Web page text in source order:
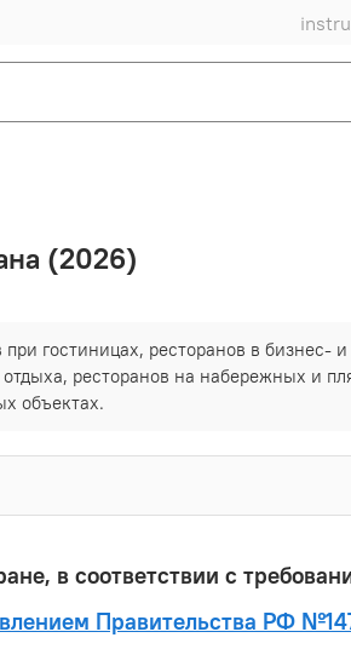
(2026)
гостиницах, ресторанов в бизнес-
ресторанов на набережных и
объектах.
в соответствии с
Правительства РФ